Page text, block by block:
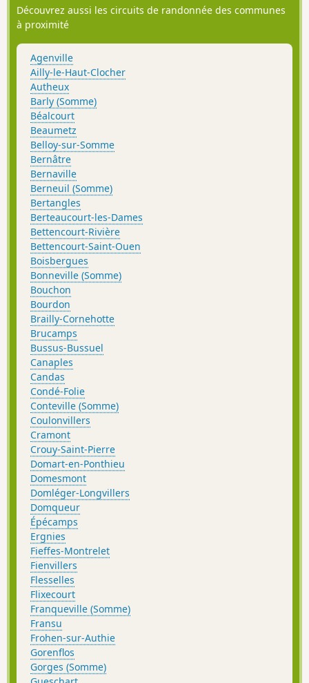
Découvrez aussi les circuits de randonnée des communes
à proximité
Agenville
Ailly-le-Haut-Clocher
Autheux
Barly (Somme)
Béalcourt
Beaumetz
Belloy-sur-Somme
Bernâtre
Bernaville
Berneuil (Somme)
Bertangles
Berteaucourt-les-Dames
Bettencourt-Rivière
Bettencourt-Saint-Ouen
Boisbergues
Bonneville (Somme)
Bouchon
Bourdon
Brailly-Cornehotte
Brucamps
Bussus-Bussuel
Canaples
Candas
Condé-Folie
Conteville (Somme)
Coulonvillers
Cramont
Crouy-Saint-Pierre
Domart-en-Ponthieu
Domesmont
Domléger-Longvillers
Domqueur
Épécamps
Ergnies
Fieffes-Montrelet
Fienvillers
Flesselles
Flixecourt
Franqueville (Somme)
Fransu
Frohen-sur-Authie
Gorenflos
Gorges (Somme)